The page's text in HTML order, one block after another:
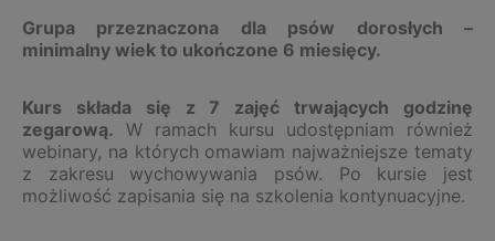
Grupa przeznaczona dla psów dorosłych –
minimalny wiek to ukończone 6 miesięcy.
Kurs składa się z 7 zajęć trwających godzinę
zegarową. W ramach kursu udostępniam również
webinary, na których omawiam najważniejsze tematy
z zakresu wychowywania psów. Po kursie jest
możliwość zapisania się na szkolenia kontynuacyjne.